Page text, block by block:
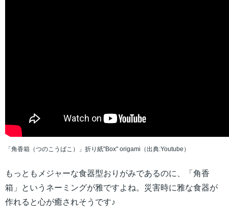
「角香箱（つのこうばこ）」折り紙"Box" origami（出典:Youtube）
もっともメジャーな食器型おりがみであるのに、「角香
箱」というネーミングが雅ですよね。災害時に雅な食器が
作れると心が癒されそうです♪